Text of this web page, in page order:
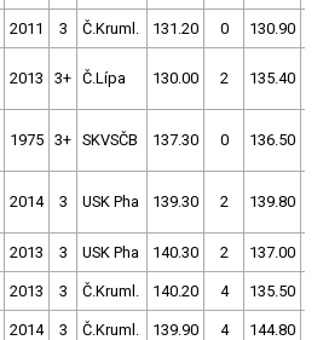
2011 3 Č.Kruml. 131.20 0 130.90
2013 3+ Č.Lípa 130.00 2 135.40
1975 3+ SKVSČB 137.30 0 136.50
2014 3 USK Pha 139.30 2 139.80
2013 3 USK Pha 140.30 2 137.00
2013 3 Č.Kruml. 140.20 4 135.50
2014 3 Č.Kruml. 139.90 4 144.80